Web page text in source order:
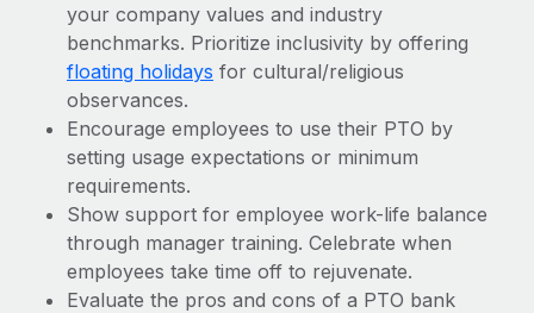
your company values and industry
benchmarks. Prioritize inclusivity by offering
floating holidays for cultural/religious
observances.
Encourage employees to use their PTO by
setting usage expectations or minimum
requirements.
Show support for employee work-life balance
through manager training. Celebrate when
employees take time off to rejuvenate.
Evaluate the pros and cons of a PTO bank